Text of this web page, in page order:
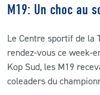
M19: Un choc au
Le Centre sportif de la
rendez-vous ce week-
Kop Sud, les M19
coleaders du